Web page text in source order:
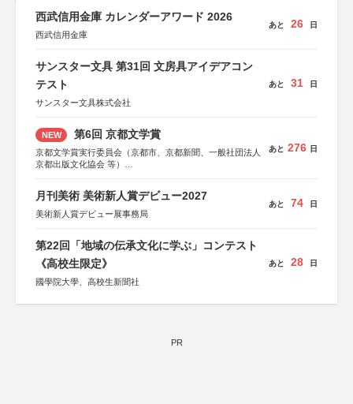
西武信用金庫 カレンダーアワード 2026
西武信用金庫
あと 26 日
サンスター文具 第31回 文房具アイデアコン
テスト
サンスター文具株式会社
あと 31 日
NEW 第6回 京都文学賞
京都文学賞実行委員会（京都市、京都新聞、一般社団法人
京都出版文化協会 等）
KADOKAWA、河出書房新社、幻冬舎、講談社、光文社、
集英社、小学館、祥伝社、新潮社、淡交社、ちいさいミシ
マ社、徳間書店、早川書房、PHP研究所、双葉社、文藝春
あと 276 日
月刊美術 美術新人賞デビュー2027
美術新人賞デビュー展事務局
あと 74 日
第22回「地域の伝承文化に学ぶ」コンテスト
《高校生限定》
國學院大學、高校生新聞社
あと 28 日
PR